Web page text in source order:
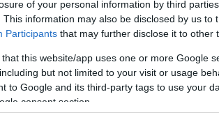
of your personal information by third
This information may also be disclosed by us to
Participants that may further disclose it to other
that this website/app uses one or more Google
but not limited to your visit or usage
to Google and its third-party tags to use your
consent section.
precedente. Questo trend ha
nuovi contratti residenzialinel
nel panorama degli affitti a Roma.